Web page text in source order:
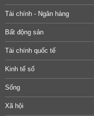
Tài chính - Ngân hàng
Bất động sản
Tài chính quốc tế
Kinh tế số
Sống
Xã hội